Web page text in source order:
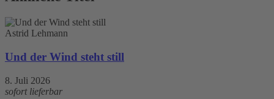
Astrid Lehmann
Und der Wind steht still
8. Juli 2026
sofort lieferbar